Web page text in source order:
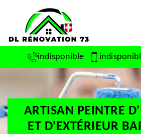
indisponible
ARTISAN PEINTRE
ET D'EXTÉRIEUR